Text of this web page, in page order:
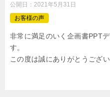
公開日： 2021年5月31日
お客様の声
非常に満足のいく企画書PPT
す。
この度は誠にありがとうござい